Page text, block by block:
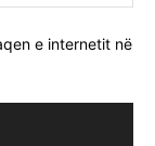
e internetit në